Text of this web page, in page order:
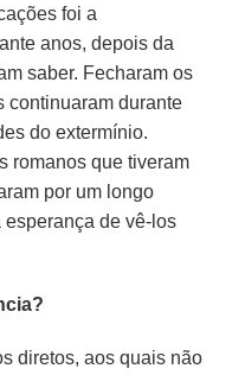
foi a
anos, depois da
saber. Fecharam os
continuaram durante
do extermínio.
romanos que tiveram
por um longo
de vê-los
diretos, aos quais não